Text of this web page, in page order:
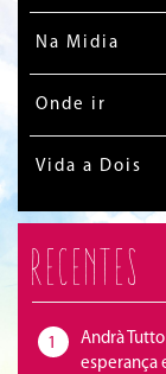
Na Midia
Onde ir
Vida a Dois
Recentes
1
Andrà
esperança